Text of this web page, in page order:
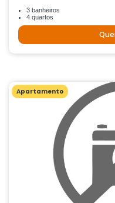
3 banheiros
4 quartos
Apartamento